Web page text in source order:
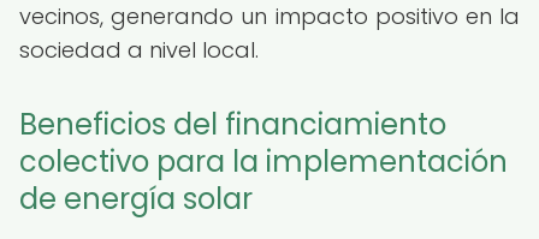
vecinos, generando un impacto positivo en la
sociedad a nivel local.
Beneficios del financiamiento
colectivo para la implementación
de energía solar